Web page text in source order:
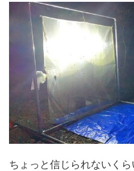
ちょっと信じられないく